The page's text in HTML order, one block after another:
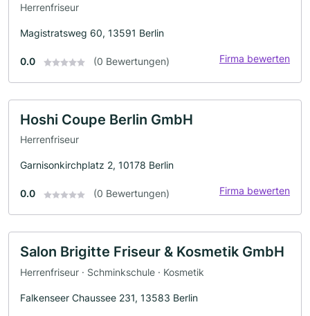
Herrenfriseur
Magistratsweg 60, 13591 Berlin
0.0 (0 Bewertungen) Firma bewerten
Hoshi Coupe Berlin GmbH
Herrenfriseur
Garnisonkirchplatz 2, 10178 Berlin
0.0 (0 Bewertungen) Firma bewerten
Salon Brigitte Friseur & Kosmetik GmbH
Herrenfriseur · Schminkschule · Kosmetik
Falkenseer Chaussee 231, 13583 Berlin